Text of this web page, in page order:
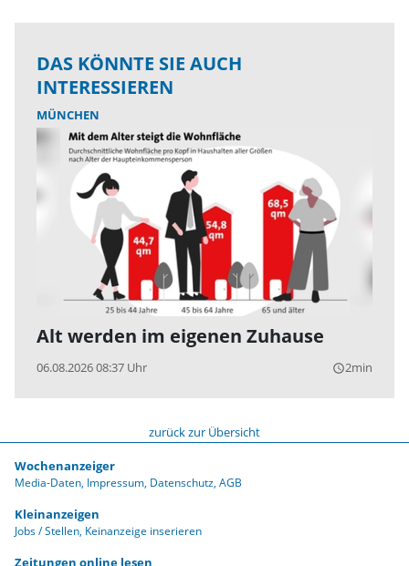
DAS KÖNNTE SIE AUCH
INTERESSIEREN
MÜNCHEN
Alt werden im eigenen Zuhause
06.08.2026 08:37 Uhr query_builder2min
zurück zur Übersicht
Wochenanzeiger
Media-Daten Impressum Datenschutz AGB
Kleinanzeigen
Jobs / Stellen Keinanzeige inserieren
Zeitungen online lesen